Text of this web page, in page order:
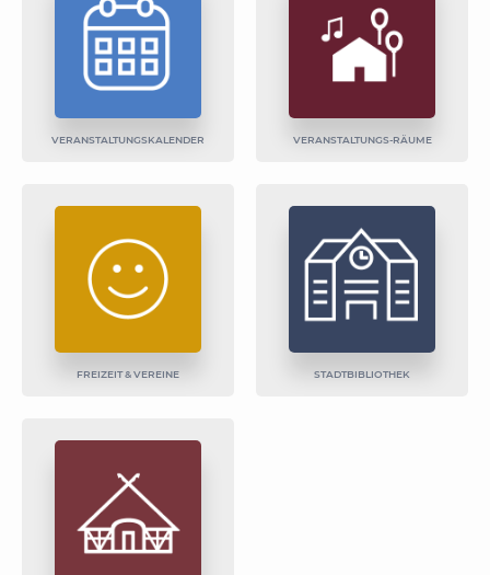
VERANSTALTUNGS­KALENDER VERANSTALTUNGS-RÄUME
FREIZEIT & VEREINE STADTBIBLIOTHEK